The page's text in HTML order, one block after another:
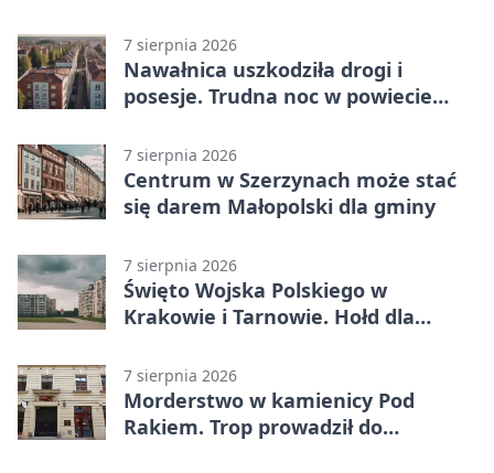
7 sierpnia 2026
Nawałnica uszkodziła drogi i
posesje. Trudna noc w powiecie
7 sierpnia 2026
Centrum w Szerzynach może stać
się darem Małopolski dla gminy
7 sierpnia 2026
Święto Wojska Polskiego w
Krakowie i Tarnowie. Hołd dla
7 sierpnia 2026
Morderstwo w kamienicy Pod
Rakiem. Trop prowadził do